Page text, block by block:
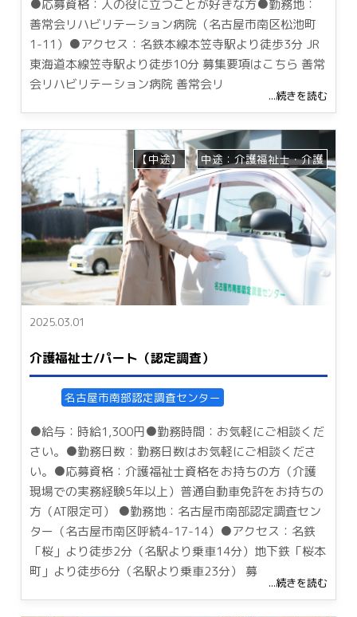
●応募資格：人の役に立つことが好きな方●勤務地：
善常会リハビリテーション病院（名古屋市南区松池町
1-11）●アクセス：名鉄本線本笠寺駅より徒歩3分 JR
東海道本線笠寺駅より徒歩10分 募集要項はこちら 善常
会リハビリテーション病院 善常会リ
...続きを読む
2025.03.01
介護福祉士/パート（認定調査）
【中途】 中途：介護福祉士・介護
名古屋市南部認定調査センター
●給与：時給1,300円●勤務時間：お気軽にご相談くだ
さい。●勤務日数：勤務日数はお気軽にご相談くださ
い。●応募資格：介護福祉士資格をお持ちの方（介護
現場での実務経験5年以上）普通自動車免許をお持ちの
方（AT限定可） ●勤務地：名古屋市南部認定調査セン
ター（名古屋市南区呼続4-17-14）●アクセス：名鉄
「桜」より徒歩2分（名駅より乗車14分）地下鉄「桜本
町」より徒歩6分（名駅より乗車23分） 募
...続きを読む